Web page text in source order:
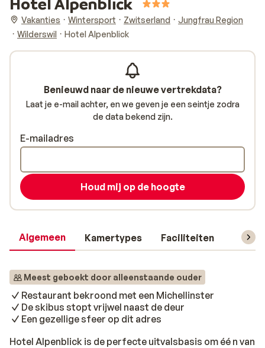
Vakanties Wintersport Zwitserland
Jungfrau Region
Wilderswil
Hotel Alpenblick
Algemeen Kamertypes Faciliteiten
Meest geboekt door alleenstaande ouder
Restaurant bekroond met een Michellinster
De skibus stopt vrijwel naast de deur
Een gezellige sfeer op dit adres
Hotel Alpenblick is de perfecte uitvalsbasis om éé n ​​van
Benieuwd naar de nieuwe vertrekdata?
Laat je e-mail achter, en we geven je een seintje zodra
de data bekend zijn.
E-mailadres
Houd mij op de hoogte